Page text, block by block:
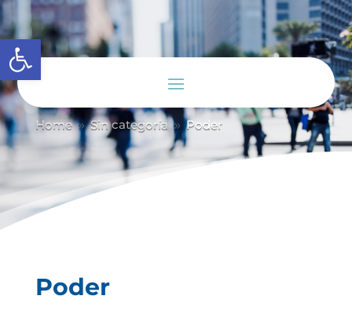
Abrir barra de herramientas
Home 9 Sin categoría 9 Poder
Poder